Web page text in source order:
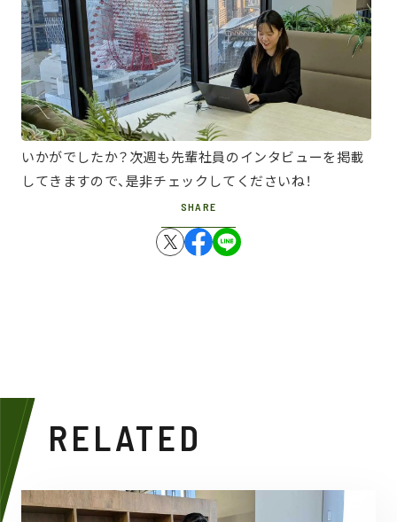
いかがでしたか？次週も先輩社員のインタビューを掲載
してきますので、是非チェックしてくださいね！
SHARE
RELATED